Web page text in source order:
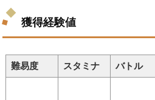
獲得経験値
難易度 スタミナ バトル